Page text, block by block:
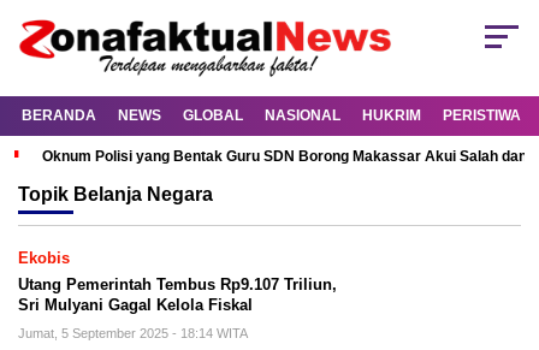
BERANDA NEWS GLOBAL NASIONAL HUKRIM PERISTIWA
Oknum Polisi yang Bentak Guru SDN Borong Makassar Akui Salah dan
Topik Belanja Negara
Ekobis
Utang Pemerintah Tembus Rp9.107 Triliun,
Sri Mulyani Gagal Kelola Fiskal
Jumat, 5 September 2025 - 18:14 WITA